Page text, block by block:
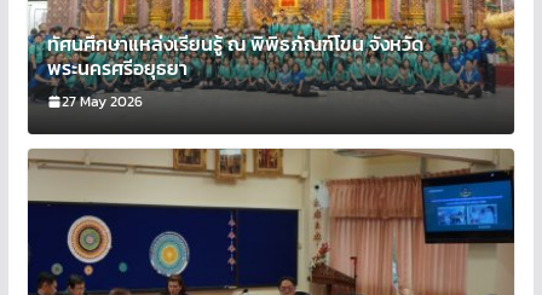
ทัศนศึกษาแหล่งเรียนรู้ ณ พิพิธภัณฑ์โขน จังหวัด
พระนครศรีอยุธยา
27 May 2026